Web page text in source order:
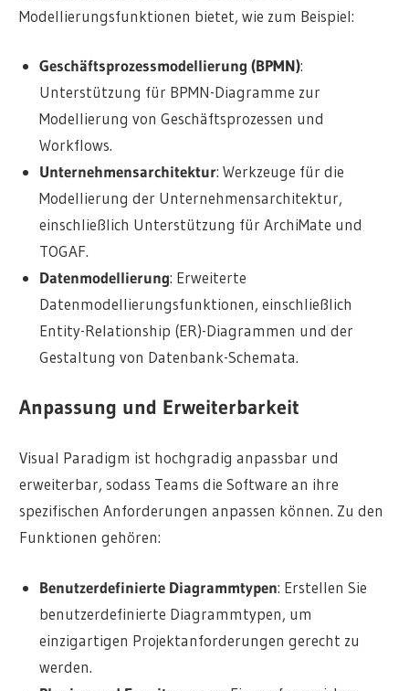
Modellierungsfunktionen bietet, wie zum Beispiel:
Geschäftsprozessmodellierung (BPMN):
Unterstützung für BPMN-Diagramme zur
Modellierung von Geschäftsprozessen und
Workflows.
Unternehmensarchitektur: Werkzeuge für die
Modellierung der Unternehmensarchitektur,
einschließlich Unterstützung für ArchiMate und
TOGAF.
Datenmodellierung: Erweiterte
Datenmodellierungsfunktionen, einschließlich
Entity-Relationship (ER)-Diagrammen und der
Gestaltung von Datenbank-Schemata.
Anpassung und Erweiterbarkeit
Visual Paradigm ist hochgradig anpassbar und
erweiterbar, sodass Teams die Software an ihre
spezifischen Anforderungen anpassen können. Zu den
Funktionen gehören:
Benutzerdefinierte Diagrammtypen: Erstellen Sie
benutzerdefinierte Diagrammtypen, um
einzigartigen Projektanforderungen gerecht zu
werden.